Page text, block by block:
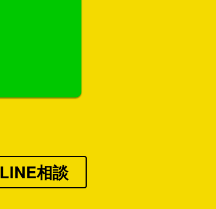
LINE相談